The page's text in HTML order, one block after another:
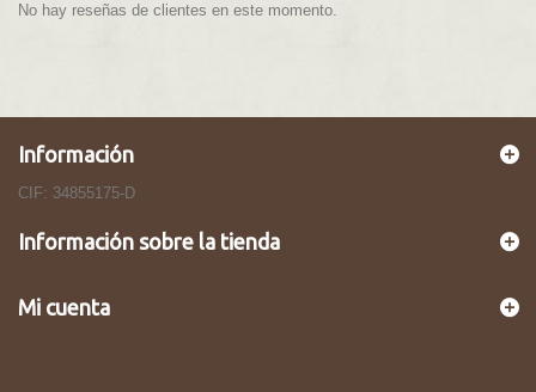
No hay reseñas de clientes en este momento.
Información
CIF: 34855175-D
Información sobre la tienda
Mi cuenta